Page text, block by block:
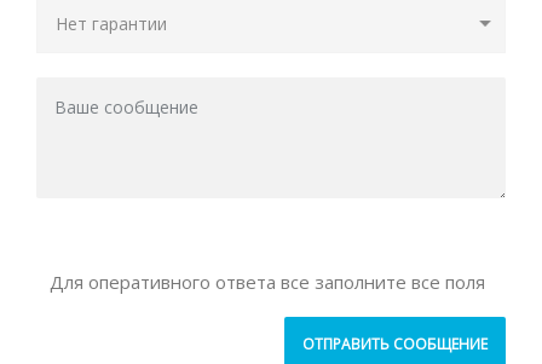
Для оперативного ответа все заполните все поля